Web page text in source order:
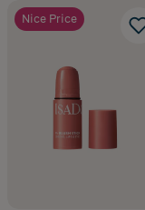
Nice Price